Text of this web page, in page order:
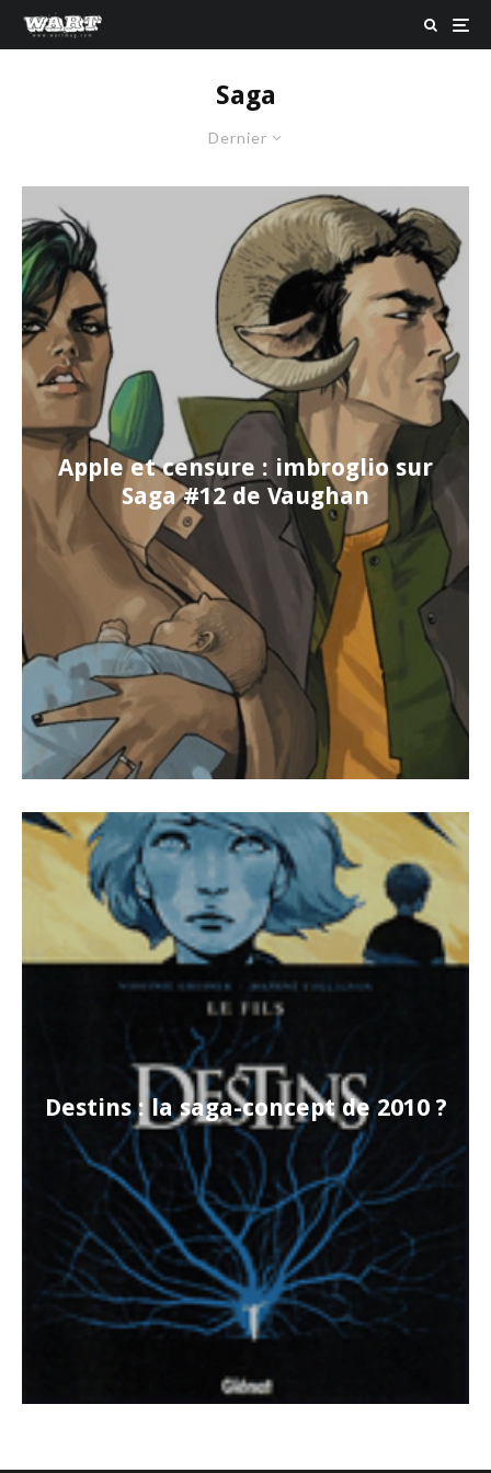
Saga
Dernier
Apple et censure : imbroglio sur
Saga #12 de Vaughan
Destins : la saga-concept de 2010 ?